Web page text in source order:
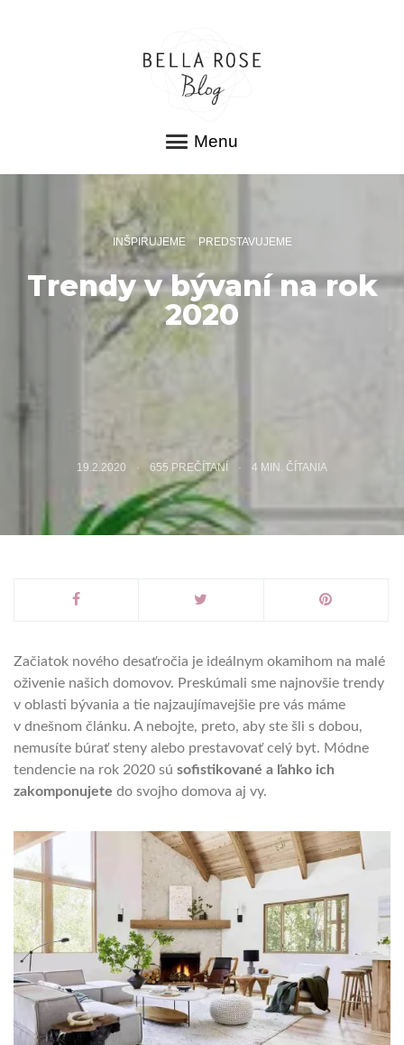
Menu
INŠPIRUJEME PREDSTAVUJEME
Trendy v bývaní na rok
2020
19.2.2020 655 PREČÍTANÍ 4 MIN. ČÍTANIA
Začiatok nového desaťročia je ideálnym okamihom na malé
oživenie našich domovov. Preskúmali sme najnovšie trendy
v oblasti bývania a tie najzaujímavejšie pre vás máme
v dnešnom článku. A nebojte, preto, aby ste šli s dobou,
nemusíte búrať steny alebo prestavovať celý byt. Módne
tendencie na rok 2020 sú sofistikované a ľahko ich
zakomponujete do svojho domova aj vy.